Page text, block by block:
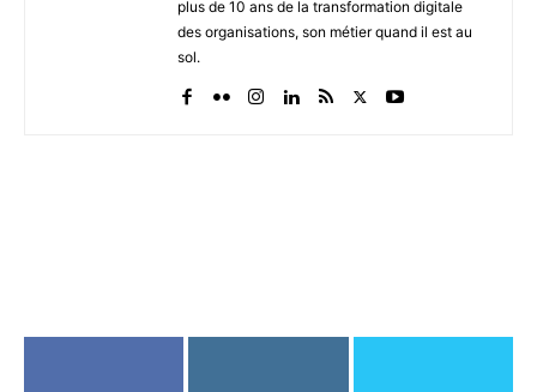
plus de 10 ans de la transformation digitale
des organisations, son métier quand il est au
sol.